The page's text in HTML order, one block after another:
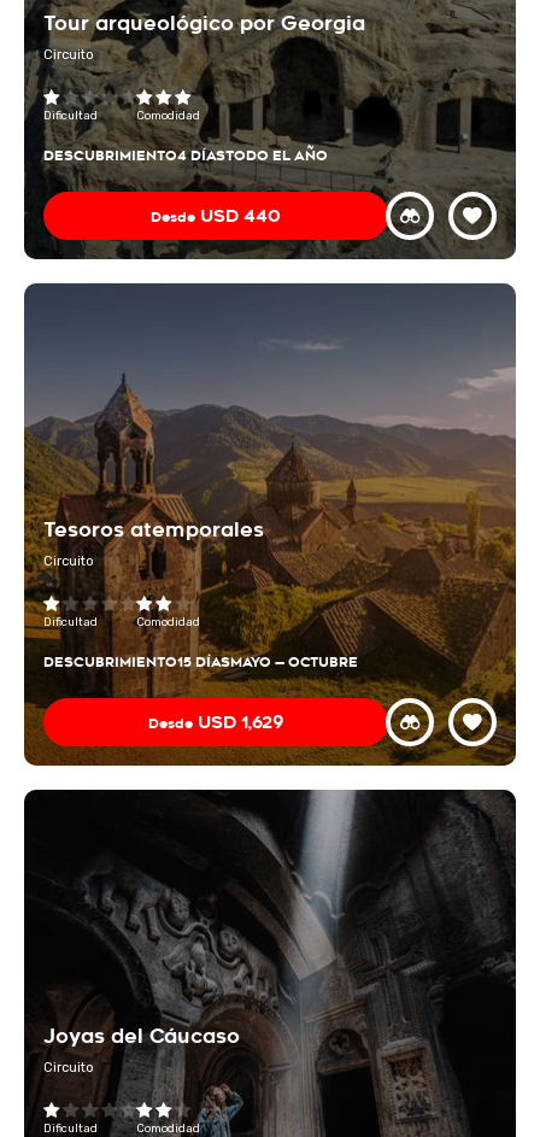
Tour arqueológico por Georgia
Circuito
Dificultad Comodidad
DESCUBRIMIENTO4 DÍASTODO EL AÑO
Desde USD 440
Tesoros atemporales
Circuito
Dificultad Comodidad
DESCUBRIMIENTO15 DÍASMAYO — OCTUBRE
Desde USD 1,629
Joyas del Cáucaso
Circuito
Dificultad Comodidad